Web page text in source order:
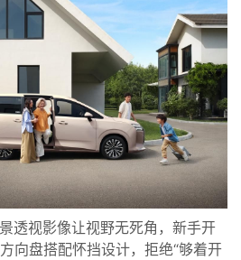
透视影像让视野无死角，新手开
向盘搭配怀挡设计，拒绝“够着开